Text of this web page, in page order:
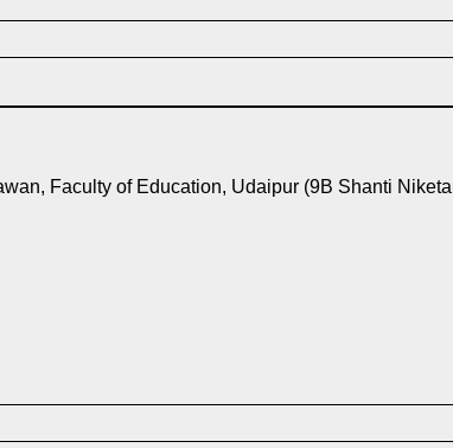
Faculty of Education, Udaipur (9B Shanti